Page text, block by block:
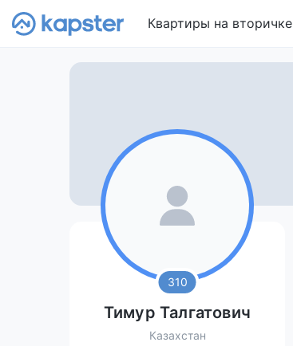
Квартиры на вторичке
310
Тимур Талгатович
Казахстан